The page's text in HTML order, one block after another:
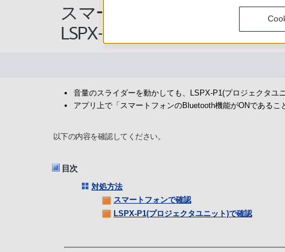
スマートフォンアプリ「ポ
LSPX-P1(プロジェクタユニ
音量のスライダーを動かしても、LSPX-P1(プロジェクタユ
アプリ上で「スマートフォンのBluetooth機能がONである
以下の内容を確認してください。
目次
対処方法
スマートフォンで確認
LSPX-P1(プロジェクタユニット)で確認